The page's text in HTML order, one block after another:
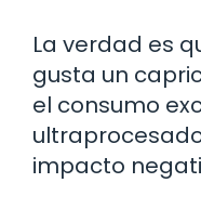
La verdad es
gusta un
el consumo
impacto